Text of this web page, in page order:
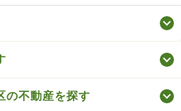
の不動産を探す